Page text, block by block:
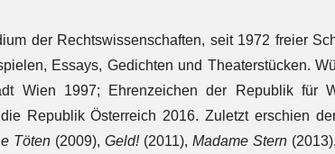
der Rechtswissenschaften, seit 1972 freier
Essays, Gedichten und Theaterstücken.
Wien 1997; Ehrenzeichen der Republik für
Republik Österreich 2016. Zuletzt erschien
Töten (2009), Geld!(2011), Madame Stern(2013),